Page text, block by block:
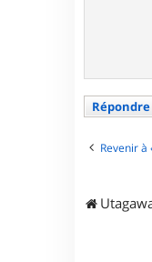
Répondre
Revenir